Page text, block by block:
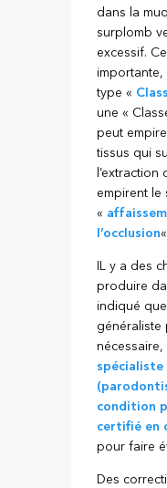
dans la
surplomb
excessif.
importante,
type «
une «
peut
tissus qui
empirent le
«
l’occlusion
IL y a des
produire
indiqué
généraliste
condition
certifié en
pour faire
Des